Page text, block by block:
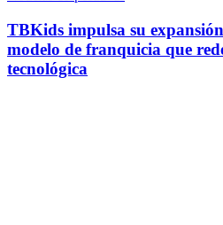
TBKids impulsa su
modelo de franquicia que
tecnológica